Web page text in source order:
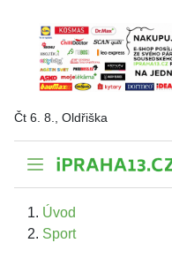
Čt 6. 8., Oldřiška
Úvod
Sport